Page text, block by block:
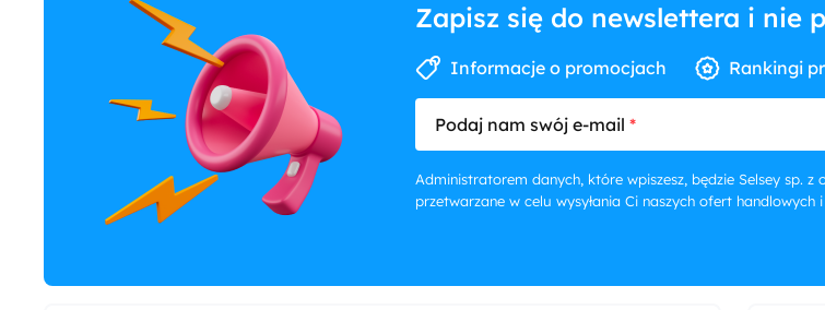
Zapisz się do newslettera i nie
Informacje o promocjach Rankingi
Podaj nam swój e-mail
Administratorem danych, które wpiszesz, będzie Selsey sp. z
przetwarzane w celu wysyłania Ci naszych ofert handlowych